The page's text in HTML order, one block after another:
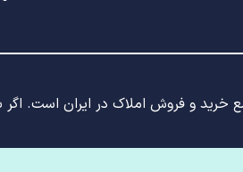
خرید و فروش املاک در ایران است. اگر